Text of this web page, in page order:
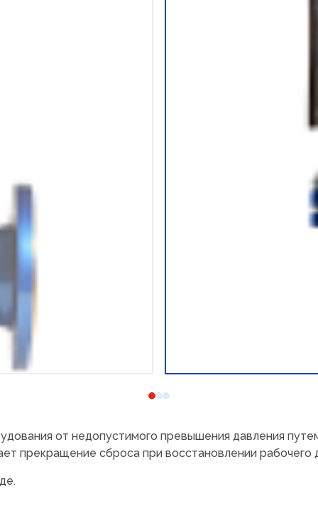
от недопустимого превышения давления
прекращение сброса при восстановлении рабочего